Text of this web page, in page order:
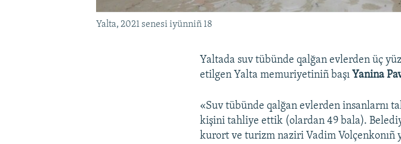
Yalta, 2021 senesi iyünniñ 18
Yaltada suv tübünde qalğan evlerden üç
etilgen Yalta memuriyetiniñ başı Yanina
«Suv tübünde qalğan evlerden insanlarnı
kişini tahliye ettik (olardan 49 bala).
kurort ve turizm naziri Vadim Volçenkonıñ